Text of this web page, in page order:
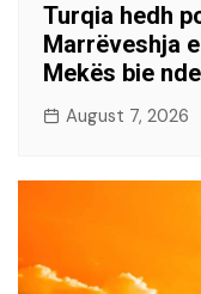
Turqia hedh
Marrëveshja
Mekës bie
August 7, 2026